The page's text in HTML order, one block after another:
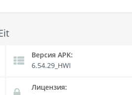
Версия APK:
6.54.29_HWI
Лицензия: